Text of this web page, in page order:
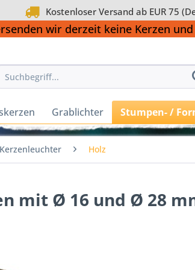
Kostenloser Versand ab EUR 75
wir derzeit keine Kerzen
Grablichter Stumpen- /
Kerzenleuchter Holz
mit Ø 16 und Ø 28